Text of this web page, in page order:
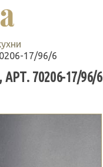
17/96/6
70206-17/96/6